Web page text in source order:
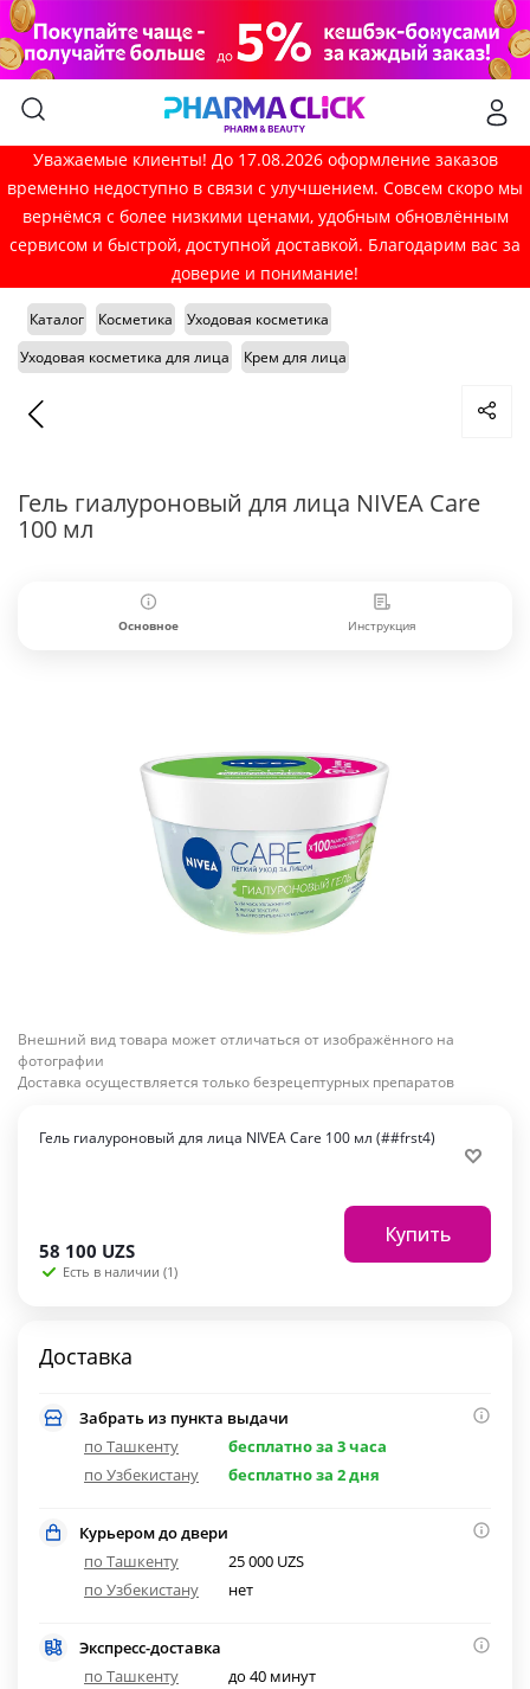
Уважаемые клиенты! До 17.08.2026 оформление заказов
временно недоступно в связи с улучшением. Совсем скоро мы
вернёмся с более низкими ценами, удобным обновлённым
сервисом и быстрой, доступной доставкой. Благодарим вас за
доверие и понимание!
Каталог Косметика
Уходовая косметика
Уходовая косметика для лица
Крем для лица
Гель гиалуроновый для лица NIVEA Care
100 мл
Основное Инструкция
Внешний вид товара может отличаться от изображённого на
фотографии
Доставка осуществляется только безрецептурных препаратов
Гель гиалуроновый для лица NIVEA Care 100 мл (##frst4)
58 100 UZS
Есть в наличии (1)
Купить
Доставка
Забрать из пункта выдачи
по Ташкенту
бесплатно за 3 часа
по Узбекистану
бесплатно за 2 дня
Курьером до двери
по Ташкенту
25 000 UZS
по Узбекистану
нет
Экспресс-доставка
по Ташкенту
до 40 минут